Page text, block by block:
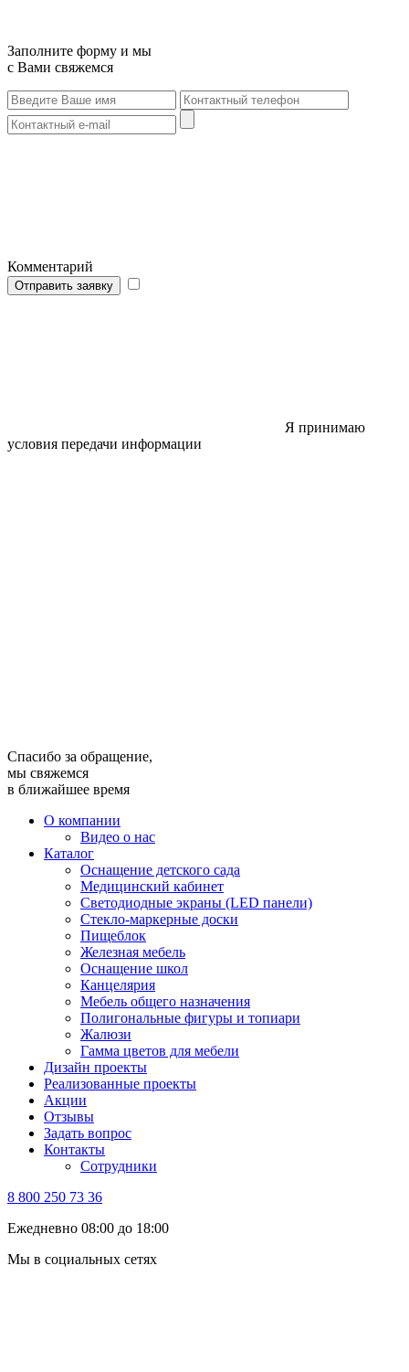
Заполните форму и мы
с Вами свяжемся
Комментарий
Отправить заявку
Я принимаю
условия передачи информации
Спасибо за обращение,
мы свяжемся
в ближайшее время
О компании
Видео о нас
Каталог
Оснащение детского сада
Медицинский кабинет
Светодиодные экраны (LED панели)
Стекло-маркерные доски
Пищеблок
Железная мебель
Оснащение школ
Канцелярия
Мебель общего назначения
Полигональные фигуры и топиари
Жалюзи
Гамма цветов для мебели
Дизайн проекты
Реализованные проекты
Акции
Отзывы
Задать вопрос
Контакты
Сотрудники
8 800 250 73 36
Ежедневно 08:00 до 18:00
Мы в социальных сетях